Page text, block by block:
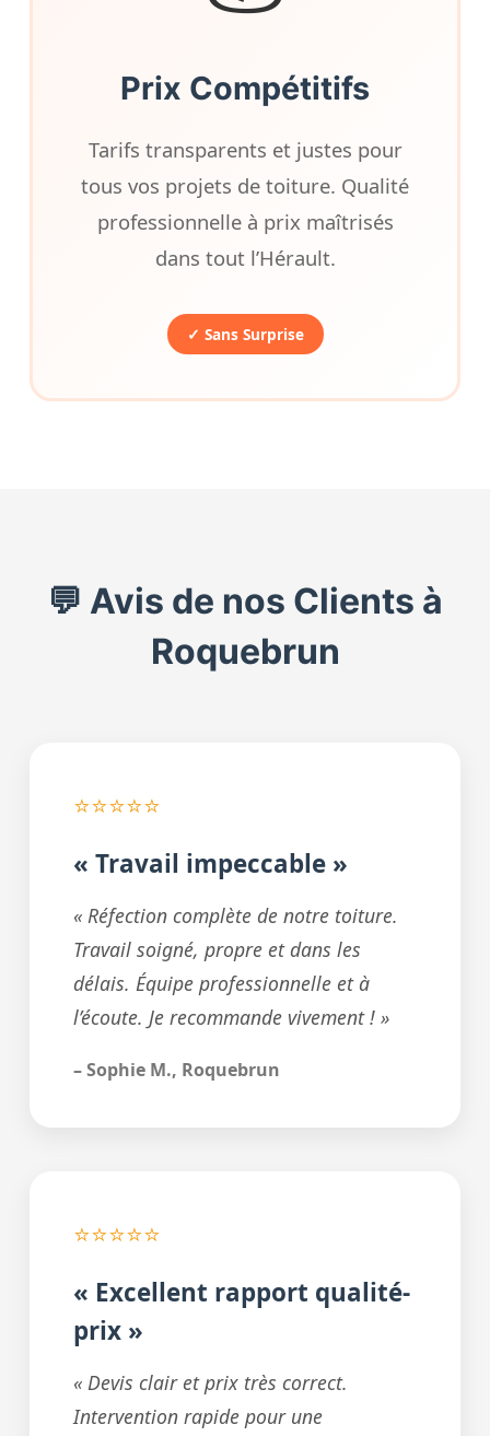
Prix Compétitifs
Tarifs transparents et justes pour
tous vos projets de toiture. Qualité
professionnelle à prix maîtrisés
dans tout l’Hérault.
✓ Sans Surprise
💬 Avis de nos Clients à
Roquebrun
⭐⭐⭐⭐⭐
« Travail impeccable »
« Réfection complète de notre toiture.
Travail soigné, propre et dans les
délais. Équipe professionnelle et à
l’écoute. Je recommande vivement ! »
– Sophie M., Roquebrun
⭐⭐⭐⭐⭐
« Excellent rapport qualité-
prix »
« Devis clair et prix très correct.
Intervention rapide pour une